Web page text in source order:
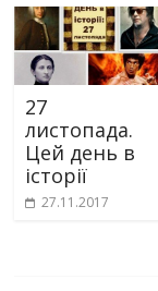
27
листопада.
Цей день в
історії
27.11.2017